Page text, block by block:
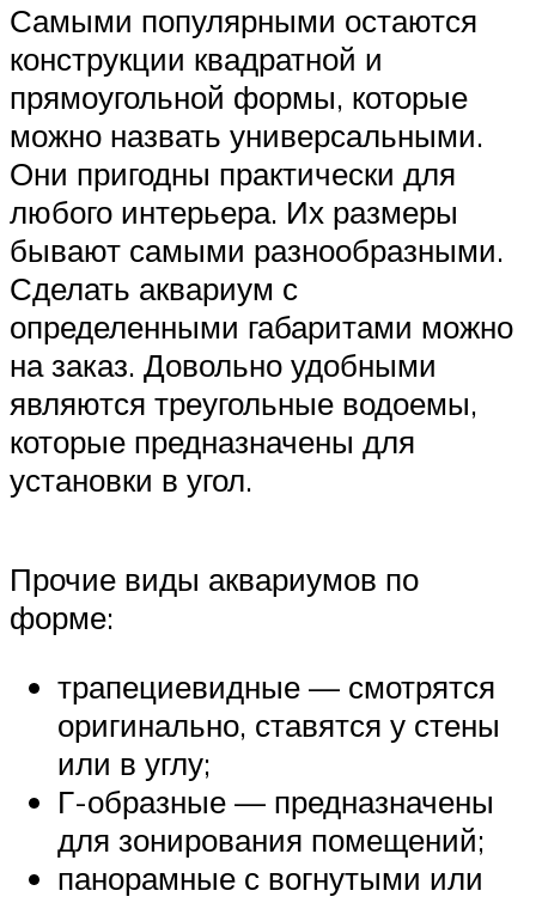
Самыми популярными остаются
конструкции квадратной и
прямоугольной формы, которые
можно назвать универсальными.
Они пригодны практически для
любого интерьера. Их размеры
бывают самыми разнообразными.
Сделать аквариум с
определенными габаритами можно
на заказ. Довольно удобными
являются треугольные водоемы,
которые предназначены для
установки в угол.
Прочие виды аквариумов по
форме:
трапециевидные — смотрятся
оригинально, ставятся у стены
или в углу;
Г-образные — предназначены
для зонирования помещений;
панорамные с вогнутыми или